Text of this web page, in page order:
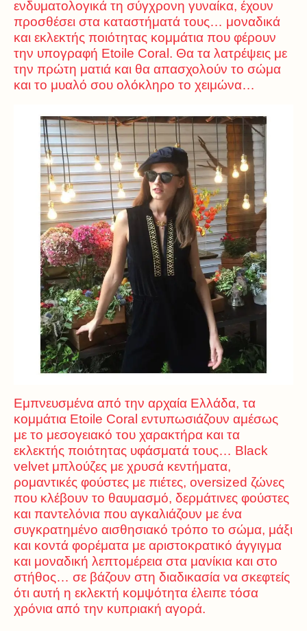
ενδυματολογικά τη σύγχρονη γυναίκα, έχουν
προσθέσει στα καταστήματά τους… μοναδικά
και εκλεκτής ποιότητας κομμάτια που φέρουν
την υπογραφή Etoile Coral. Θα τα λατρέψεις με
την πρώτη ματιά και θα απασχολούν το σώμα
και το μυαλό σου ολόκληρο το χειμώνα…
Εμπνευσμένα από την αρχαία Ελλάδα, τα
κομμάτια Etoile Coral εντυπωσιάζουν αμέσως
με το μεσογειακό του χαρακτήρα και τα
εκλεκτής ποιότητας υφάσματά τους… Βlack
velvet μπλούζες με χρυσά κεντήματα,
ρομαντικές φούστες με πιέτες, oversized ζώνες
που κλέβουν το θαυμασμό, δερμάτινες φούστες
και παντελόνια που αγκαλιάζουν με ένα
συγκρατημένο αισθησιακό τρόπο το σώμα, μάξι
και κοντά φορέματα με αριστοκρατικό άγγιγμα
και μοναδική λεπτομέρεια στα μανίκια και στο
στήθος… σε βάζουν στη διαδικασία να σκεφτείς
ότι αυτή η εκλεκτή κομψότητα έλειπε τόσα
χρόνια από την κυπριακή αγορά.